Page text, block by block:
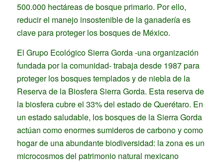
500.000 hectáreas de bosque primario. Por ello,
reducir el manejo insostenible de la ganadería es
clave para proteger los bosques de México.
El Grupo Ecológico Sierra Gorda -una organización
fundada por la comunidad- trabaja desde 1987 para
proteger los bosques templados y de niebla de la
Reserva de la Biosfera Sierra Gorda. Esta reserva de
la biosfera cubre el 33% del estado de Querétaro. En
un estado saludable, los bosques de la Sierra Gorda
actúan como enormes sumideros de carbono y como
hogar de una abundante biodiversidad: la zona es un
microcosmos del patrimonio natural mexicano